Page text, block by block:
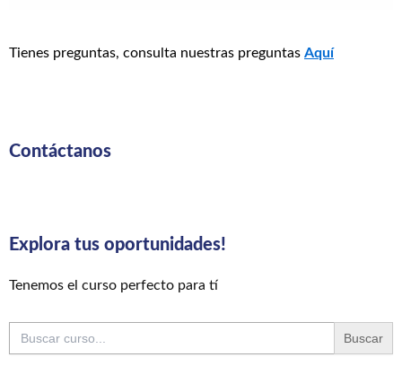
Tienes preguntas, consulta nuestras preguntas Aquí
Contáctanos
Explora tus oportunidades!
Tenemos el curso perfecto para tí
Buscar: